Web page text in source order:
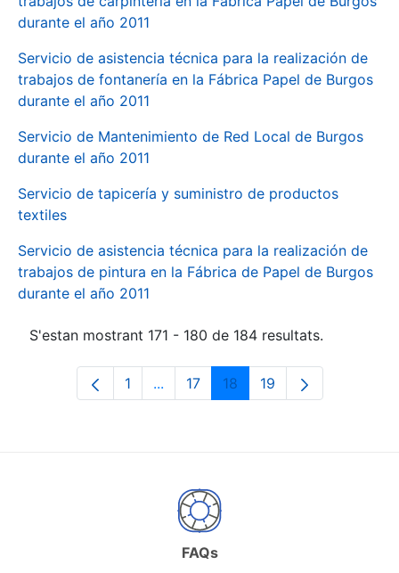
durante el año 2011
Servicio de asistencia técnica para la realización de
trabajos de fontanería en la Fábrica Papel de Burgos
durante el año 2011
Servicio de Mantenimiento de Red Local de Burgos
durante el año 2011
Servicio de tapicería y suministro de productos
textiles
Servicio de asistencia técnica para la realización de
trabajos de pintura en la Fábrica de Papel de Burgos
durante el año 2011
S'estan mostrant 171 - 180 de 184 resultats.
Pàgina
1 ...Pàgines intermèdies Utilitzeu TAB
Pàgina
17 Pàgina
18 Pàgina
19
FAQs